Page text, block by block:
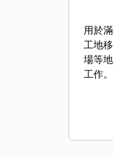
用於
工地
場等
工作。